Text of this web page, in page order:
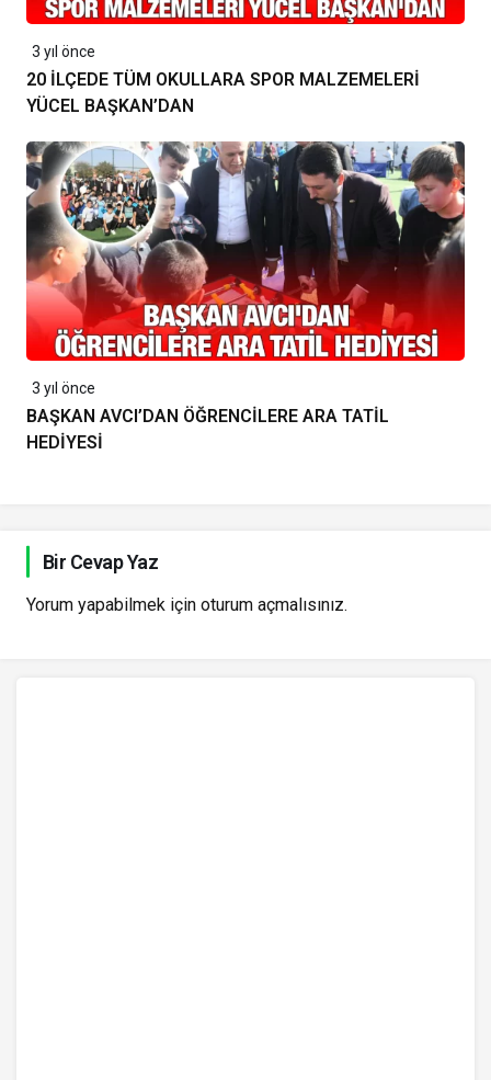
3 yıl önce
20 İLÇEDE TÜM OKULLARA SPOR MALZEMELERİ
YÜCEL BAŞKAN’DAN
3 yıl önce
BAŞKAN AVCI’DAN ÖĞRENCİLERE ARA TATİL
HEDİYESİ
Bir Cevap Yaz
Yorum yapabilmek için oturum açmalısınız.